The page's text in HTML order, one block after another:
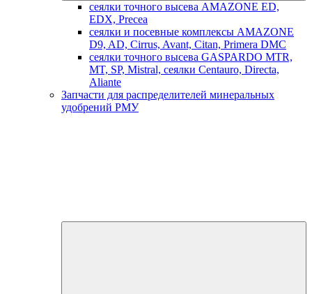
сеялки точного высева AMAZONE ED,
EDX, Precea
сеялки и посевные комплексы AMAZONE
D9, AD, Cirrus, Avant, Citan, Primera DMC
сеялки точного высева GASPARDO MTR,
MT, SP, Mistral, сеялки Centauro, Directa,
Aliante
Запчасти для распределителей минеральных
удобрений РМУ